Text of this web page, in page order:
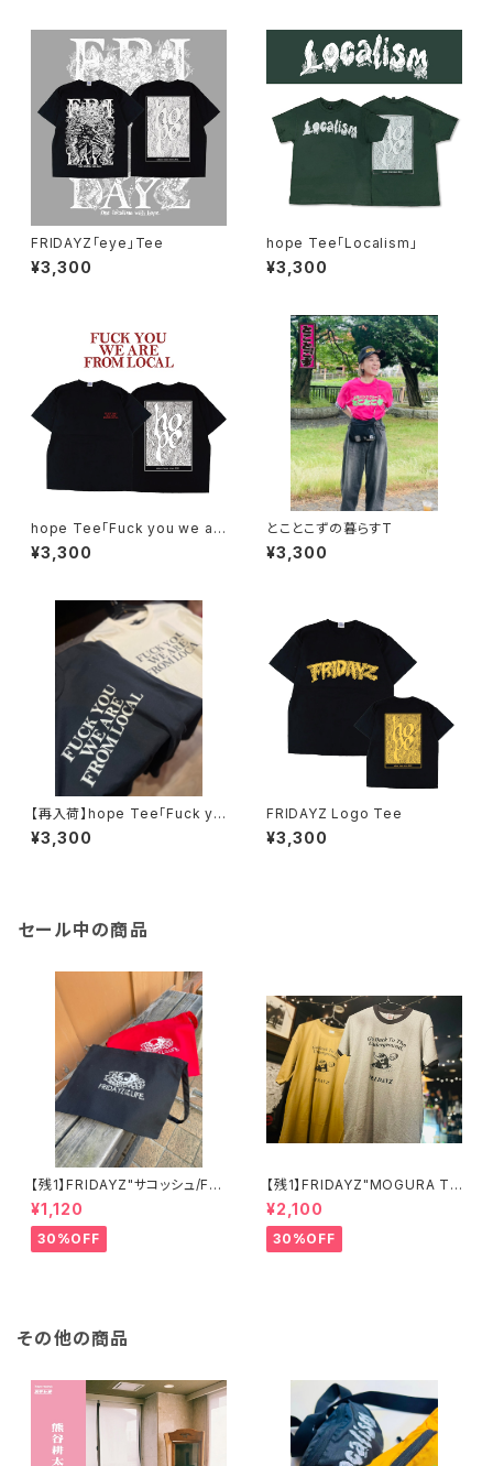
FRIDAYZ「eye」Tee
¥3,300
hope Tee「Localism」
¥3,300
hope Tee「Fuck you we ar
e from local」
¥3,300
とことこずの暮らすT
¥3,300
【再入荷】hope Tee「Fuck yo
u we are from local」
¥3,300
FRIDAYZ Logo Tee
¥3,300
セール中の商品
【残1】FRIDAYZ"サコッシュ/FRI
DAYZ OF THE LIFE"
¥1,120
30%OFF
【残1】FRIDAYZ"MOGURA Te
e"
¥2,100
30%OFF
その他の商品